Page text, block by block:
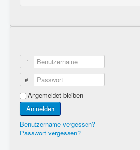
Benutzername
Passwort
Angemeldet bleiben
Anmelden
Benutzername vergessen?
Passwort vergessen?